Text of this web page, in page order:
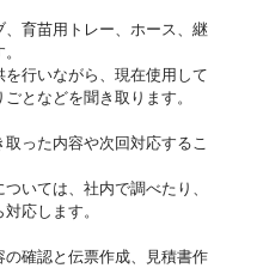
育苗用トレー、ホース、継
行いながら、現在使用して
となどを聞き取ります。
った内容や次回対応するこ
いては、社内で調べたり、
応します。
確認と伝票作成、見積書作